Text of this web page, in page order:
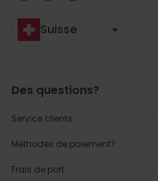
Suisse
Des questions?
Service clients
Méthodes de paiement?
Frais de port